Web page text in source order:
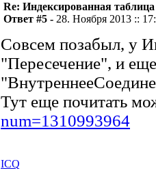
Re: Индексированная таблица
Ответ #5 - 28. Ноября 2013 ::
Совсем позабыл, у
"Пересечение", и
Тут еще почитать
num=1310993964
ICQ